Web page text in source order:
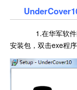
1.在华军软件
安装包，双击exe程